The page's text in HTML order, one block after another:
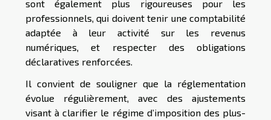
sont également plus rigoureuses pour les
professionnels, qui doivent tenir une comptabilité
adaptée à leur activité sur les revenus
numériques, et respecter des obligations
déclaratives renforcées.
Il convient de souligner que la réglementation
évolue régulièrement, avec des ajustements
visant à clarifier le régime d’imposition des plus-